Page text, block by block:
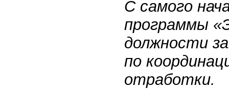
С самого
программы
должности
по
отработки.